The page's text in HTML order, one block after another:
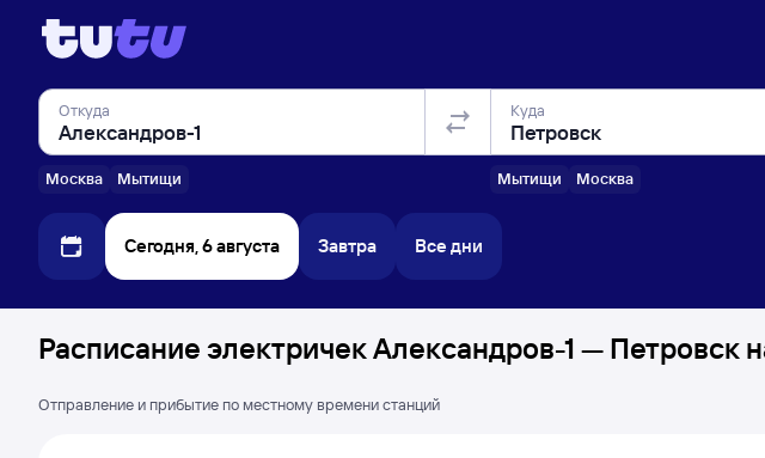
Откуда
Москва Мытищи
Куда
Мытищи Москва
Сегодня, 6 августа Завтра Все дни
Расписание электричек Александров-1 — Петровск
Отправление и прибытие по местному времени станций